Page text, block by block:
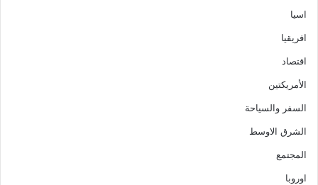
اسيا
افريقيا
اقتصاد
الأمريكتين
السفر والسياحة
الشرق الاوسط
المجتمع
اوروبا